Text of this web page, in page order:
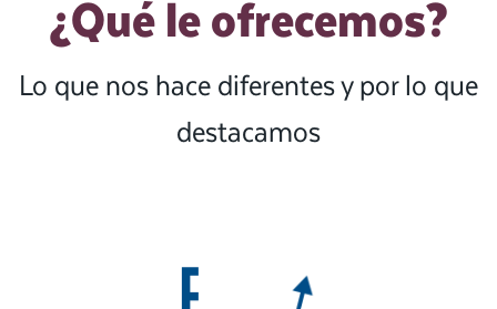
¿Qué le ofrecemos?
Lo que nos hace diferentes y por lo que
destacamos